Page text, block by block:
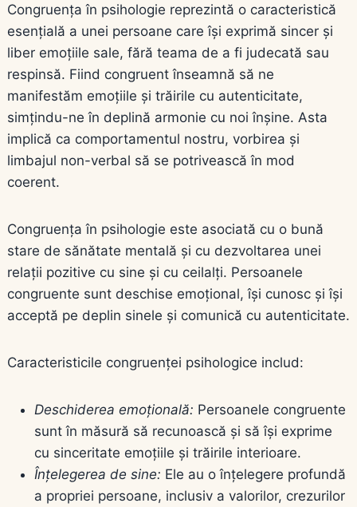
Congruența în psihologie reprezintă o caracteristică
esențială a unei persoane care își exprimă sincer și
liber emoțiile sale, fără teama de a fi judecată sau
respinsă. Fiind congruent înseamnă să ne
manifestăm emoțiile și trăirile cu autenticitate,
simțindu-ne în deplină armonie cu noi înșine. Asta
implică ca comportamentul nostru, vorbirea și
limbajul non-verbal să se potrivească în mod
coerent.
Congruența în psihologie este asociată cu o bună
stare de sănătate mentală și cu dezvoltarea unei
relații pozitive cu sine și cu ceilalți. Persoanele
congruente sunt deschise emoțional, își cunosc și își
acceptă pe deplin sinele și comunică cu autenticitate.
Caracteristicile congruenței psihologice includ:
Deschiderea emoțională: Persoanele congruente
sunt în măsură să recunoască și să își exprime
cu sinceritate emoțiile și trăirile interioare.
Înțelegerea de sine: Ele au o înțelegere profundă
a propriei persoane, inclusiv a valorilor, crezurilor